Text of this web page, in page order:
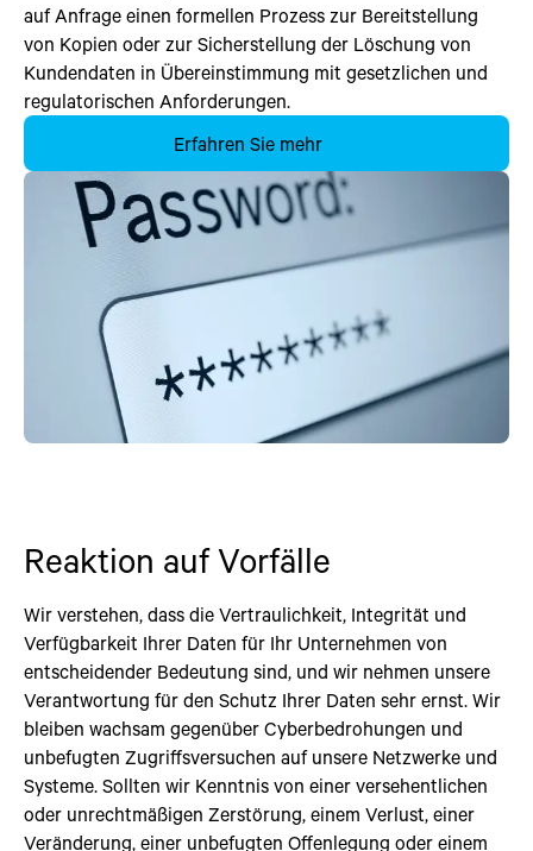
auf Anfrage einen formellen Prozess zur Bereitstellung
von Kopien oder zur Sicherstellung der Löschung von
Kundendaten in Übereinstimmung mit gesetzlichen und
regulatorischen Anforderungen.
Erfahren Sie mehr
Reaktion auf Vorfälle
Wir verstehen, dass die Vertraulichkeit, Integrität und
Verfügbarkeit Ihrer Daten für Ihr Unternehmen von
entscheidender Bedeutung sind, und wir nehmen unsere
Verantwortung für den Schutz Ihrer Daten sehr ernst. Wir
bleiben wachsam gegenüber Cyberbedrohungen und
unbefugten Zugriffsversuchen auf unsere Netzwerke und
Systeme. Sollten wir Kenntnis von einer versehentlichen
oder unrechtmäßigen Zerstörung, einem Verlust, einer
Veränderung, einer unbefugten Offenlegung oder einem